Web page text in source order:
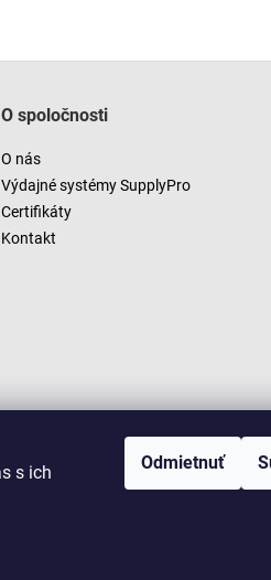
s ich
Odmietnuť
O spoločnosti
O nás
Výdajné systémy SupplyPro
Certifikáty
Kontakt